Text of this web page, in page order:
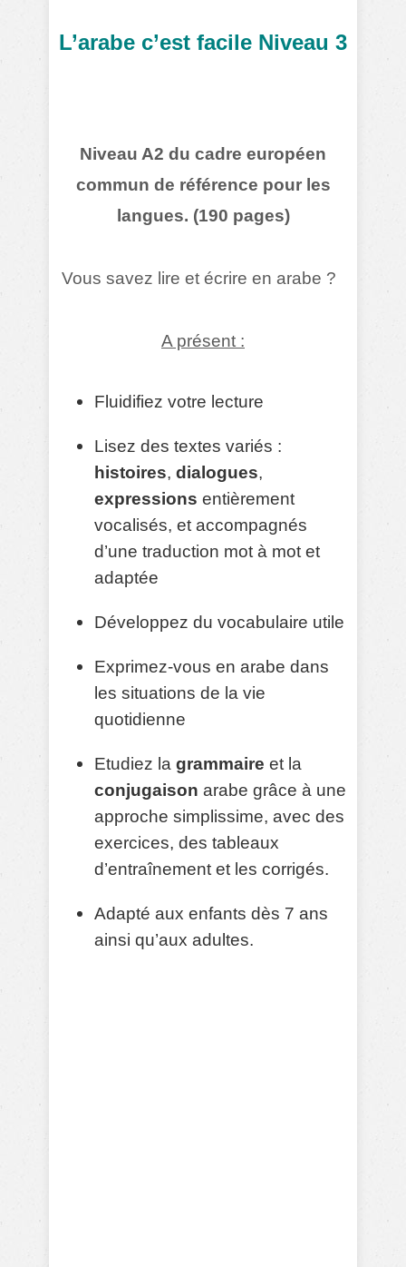
L’arabe c’est facile Niveau 3
Niveau A2 du cadre européen
commun de référence pour les
langues. (190 pages)
Vous savez lire et écrire en arabe ?
A présent :
Fluidifiez votre lecture
Lisez des textes variés :
histoires, dialogues,
expressions entièrement
vocalisés, et accompagnés
d’une traduction mot à mot et
adaptée
Développez du vocabulaire utile
Exprimez-vous en arabe dans
les situations de la vie
quotidienne
Etudiez la grammaire et la
conjugaison arabe grâce à une
approche simplissime, avec des
exercices, des tableaux
d’entraînement et les corrigés.
Adapté aux enfants dès 7 ans
ainsi qu’aux adultes.